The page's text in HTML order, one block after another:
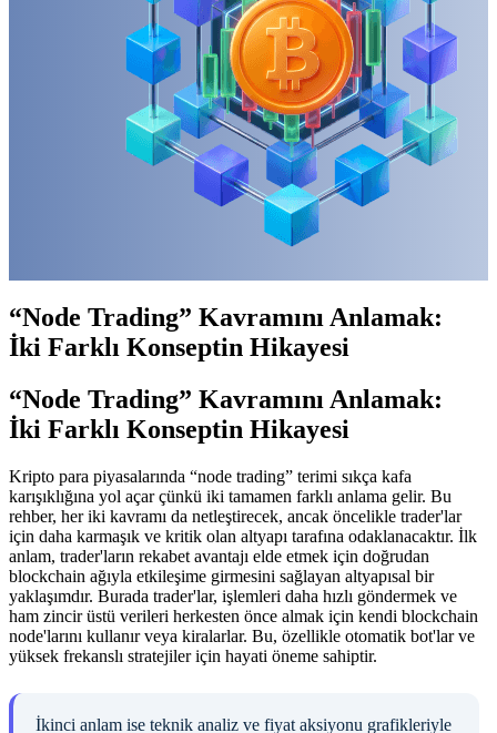
“Node Trading” Kavramını Anlamak:
İki Farklı Konseptin Hikayesi
“Node Trading” Kavramını Anlamak:
İki Farklı Konseptin Hikayesi
Kripto para piyasalarında “node trading” terimi sıkça kafa
karışıklığına yol açar çünkü iki tamamen farklı anlama gelir. Bu
rehber, her iki kavramı da netleştirecek, ancak öncelikle trader'lar
için daha karmaşık ve kritik olan altyapı tarafına odaklanacaktır. İlk
anlam, trader'ların rekabet avantajı elde etmek için doğrudan
blockchain ağıyla etkileşime girmesini sağlayan altyapısal bir
yaklaşımdır. Burada trader'lar, işlemleri daha hızlı göndermek ve
ham zincir üstü verileri herkesten önce almak için kendi blockchain
node'larını kullanır veya kiralarlar. Bu, özellikle otomatik bot'lar ve
yüksek frekanslı stratejiler için hayati öneme sahiptir.
İkinci anlam ise teknik analiz ve fiyat aksiyonu grafikleriyle